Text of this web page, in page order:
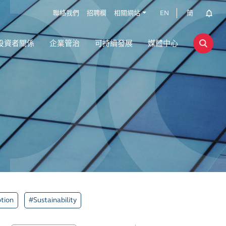
聯絡我們 招聘欄 相關網站 EN 簡
資者關係 企業管治 可持續發展 媒體中心
#Sustainability